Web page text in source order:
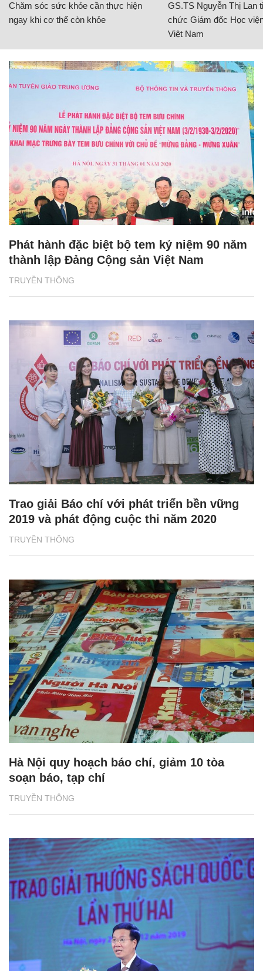
Chăm sóc sức khỏe cần thực hiện
ngay khi cơ thể còn khỏe
GS.TS Nguyễn Thị Lan
chức Giám đốc Học
Việt Nam
TRUYỀN THÔNG
Phát hành đặc biệt bộ tem kỷ niệm 90 năm
thành lập Đảng Cộng sản Việt Nam
TRUYỀN THÔNG
Trao giải Báo chí với phát triển bền vững
2019 và phát động cuộc thi năm 2020
TRUYỀN THÔNG
Hà Nội quy hoạch báo chí, giảm 10 tòa
soạn báo, tạp chí